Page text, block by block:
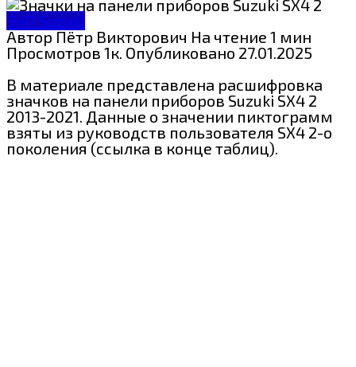
ЗнП Suzuki
АвторПётр Викторович На чтение 1 мин
Просмотров 1к. Опубликовано 27.01.2025
В материале представлена расшифровка
значков на панели приборов Suzuki SX4 2
2013-2021. Данные о значении пиктограмм
взяты из руководств пользователя SX4 2-о
поколения (ссылка в конце таблиц).